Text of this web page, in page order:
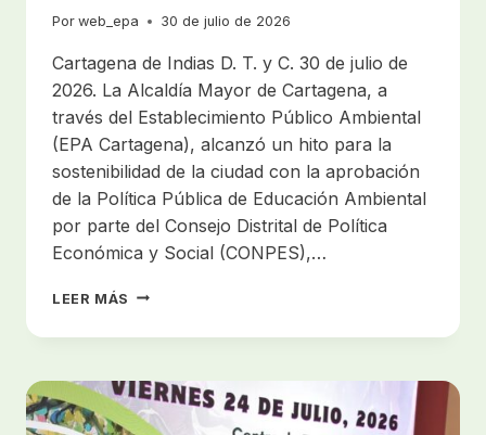
Por web_epa 30 de julio de 2026
Cartagena de Indias D. T. y C. 30 de julio de
2026. La Alcaldía Mayor de Cartagena, a
través del Establecimiento Público Ambiental
(EPA Cartagena), alcanzó un hito para la
sostenibilidad de la ciudad con la aprobación
de la Política Pública de Educación Ambiental
por parte del Consejo Distrital de Política
Económica y Social (CONPES),…
LEER MÁS CARTAGENA
UN
AMBIENTAL
CON
LA